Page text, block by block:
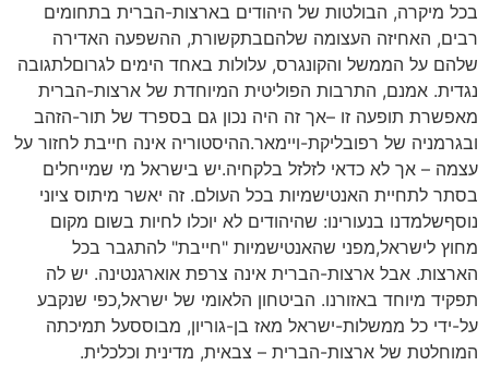
בכל מיקרה, הבולטות של היהודים בארצות-הברית בתחומים
רבים, האחיזה העצומה שלהםבתקשורת, ההשפעה האדירה
שלהם על הממשל והקונגרס, עלולות באחד הימים לגרוםלתגובה
נגדית. אמנם, התרבות הפוליטית המיוחדת של ארצות-הברית
מאפשרת תופעה זו –אך זה היה נכון גם בספרד של תור-הזהב
ובגרמניה של רפובליקת-ויימאר.ההיסטוריה אינה חייבת לחזור על
עצמה – אך לא כדאי לזלזל בלקחיה.יש בישראל מי שמייחלים
בסתר לתחיית האנטישמיות בכל העולם. זה יאשר מיתוס ציוני
נוסףשלמדנו בנעורינו: שהיהודים לא יוכלו לחיות בשום מקום
מחוץ לישראל,מפני שהאנטישמיות "חייבת" להתגבר בכל
הארצות. אבל ארצות-הברית אינה צרפת אוארגנטינה. יש לה
תפקיד מיוחד באזורנו. הביטחון הלאומי של ישראל,כפי שנקבע
על-ידי כל ממשלות-ישראל מאז בן-גוריון, מבוססעל תמיכתה
המוחלטת של ארצות-הברית – צבאית, מדינית וכלכלית.